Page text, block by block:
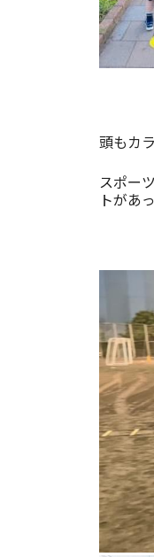
頭もカ
スポー
トがあ